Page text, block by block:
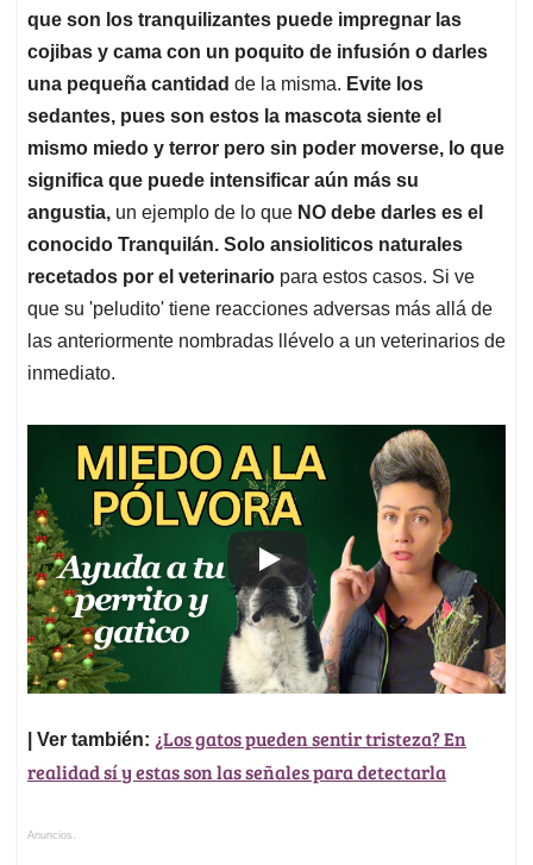
que son los tranquilizantes puede impregnar las
cojibas y cama con un poquito de infusión o darles
una pequeña cantidad de la misma. Evite los
sedantes, pues son estos la mascota siente el
mismo miedo y terror pero sin poder moverse, lo que
significa que puede intensificar aún más su
angustia, un ejemplo de lo que NO debe darles es el
conocido Tranquilán. Solo ansioliticos naturales
recetados por el veterinario para estos casos. Si ve
que su 'peludito' tiene reacciones adversas más allá de
las anteriormente nombradas llévelo a un veterinarios de
inmediato.
| Ver también: ¿Los gatos pueden sentir tristeza? En
realidad sí y estas son las señales para detectarla
Anuncios.